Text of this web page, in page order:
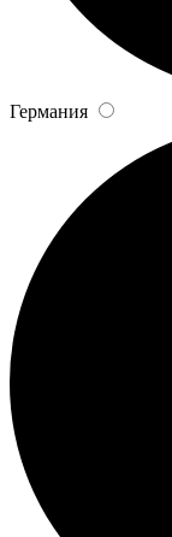
Германия